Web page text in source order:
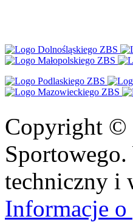
Copyright ©
techniczny i
Informacje